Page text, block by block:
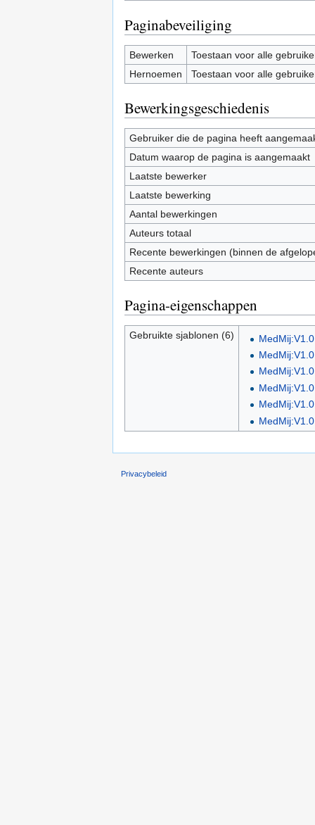
Paginabeveiliging
Bewerken
Toestaan voor alle
Hernoemen
Toestaan voor alle
Bewerkingsgeschiedenis
Gebruiker die de pagina heeft
Datum waarop de pagina is aangemaakt
Laatste bewerker
Laatste bewerking
Aantal bewerkingen
Auteurs totaal
Recente bewerkingen (binnen de
Recente auteurs
Pagina-eigenschappen
Gebruikte sjablonen (6)
Privacybeleid